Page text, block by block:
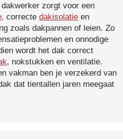
zorgt voor een
, correcte dakisolatie en
zoals dakpannen of leien. Zo
en onnodige
wordt het dak correct
, nokstukken en ventilatie.
vakman ben je verzekerd van
dat tientallen jaren meegaat